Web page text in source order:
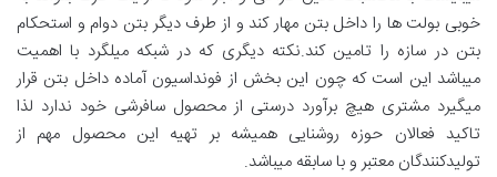
خوبی بولت ها را داخل بتن مهار کند و از طرف دیگر بتن دوام و استحکام
بتن در سازه را تامین کند.نکته دیگری که در شبکه میلگرد با اهمیت
میباشد این است که چون این بخش از فونداسیون آماده داخل بتن قرار
میگیرد مشتری هیچ برآورد درستی از محصول سافرشی خود ندارد لذا
تاکید فعالان حوزه روشنایی همیشه بر تهیه این محصول مهم از
تولیدکنندگان معتبر و با سابقه میباشد.